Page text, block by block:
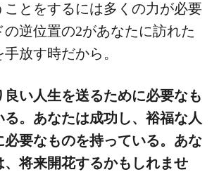
ことをするには多くの力が必要
の逆位置の2があなたに訪れた
放す時だから。
良い人生を送るために必要なも
。あなたは成功し、裕福な人
必要なものを持っている。あな
、将来開花するかもしれませ